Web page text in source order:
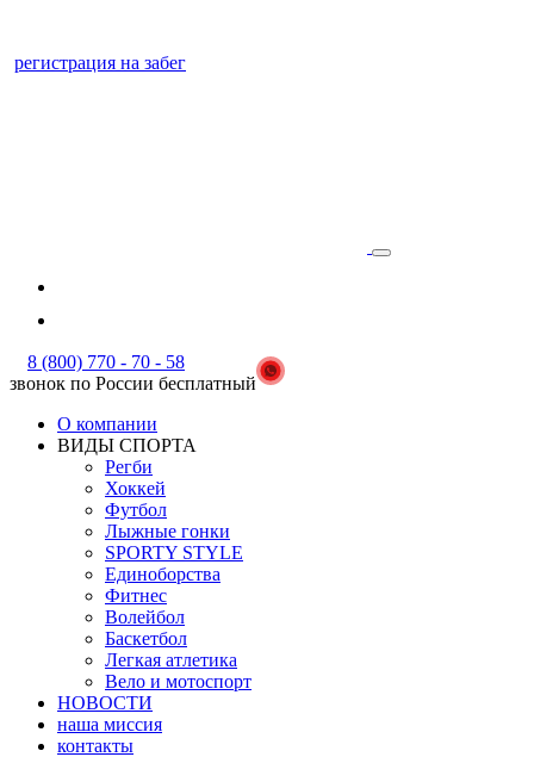
регистрация на забег
8 (800) 770 - 70 - 58
звонок по России бесплатный
О компании
ВИДЫ СПОРТА
Регби
Хоккей
Футбол
Лыжные гонки
SPORTY STYLE
Единоборства
Фитнес
Волейбол
Баскетбол
Легкая атлетика
Вело и мотоспорт
НОВОСТИ
наша миссия
контакты